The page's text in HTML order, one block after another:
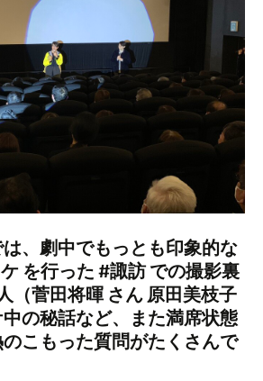
、劇中でもっとも印象的な
を行った #諏訪 での撮影裏
（菅田将暉 さん 原田美枝子
の秘話など、また満席状態
こもった質問がたくさんで